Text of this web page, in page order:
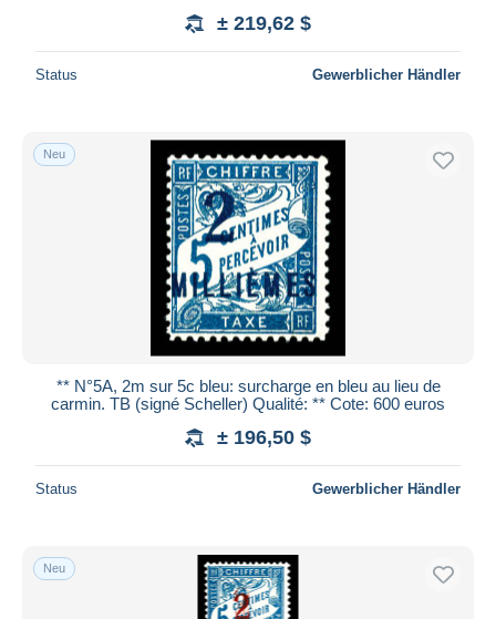
± 219,62 $
Status Gewerblicher Händler
Neu
** N°5A, 2m sur 5c bleu: surcharge en bleu au lieu de
carmin. TB (signé Scheller) Qualité: ** Cote: 600 euros
± 196,50 $
Status Gewerblicher Händler
Neu